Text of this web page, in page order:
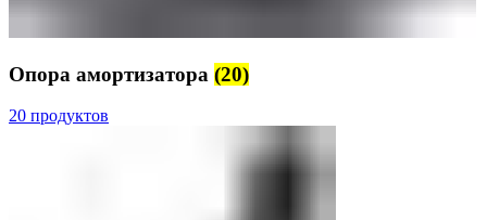
Опора амортизатора (20)
20 продуктов